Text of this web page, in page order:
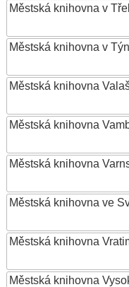
Městská knihovna v
Městská knihovna v
Městská knihovna
Městská knihovna
Městská knihovna
Městská knihovna ve
Městská knihovna
Městská knihovna